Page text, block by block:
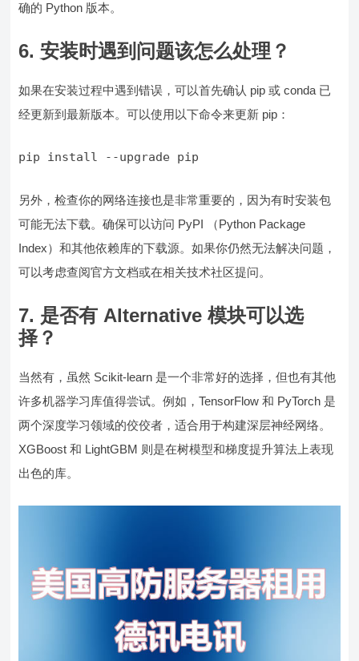
确的 Python 版本。
6.安装时遇到问题该怎么处理？
如果在安装过程中遇到错误，可以首先确认 pip 或 conda 已
经更新到最新版本。可以使用以下命令来更新 pip：
pip install --upgrade pip
另外，检查你的网络连接也是非常重要的，因为有时安装包
可能无法下载。确保可以访问 PyPI （Python Package
Index）和其他依赖库的下载源。如果你仍然无法解决问题，
可以考虑查阅官方文档或在相关技术社区提问。
7. 是否有 Alternative 模块可以选
择？
当然有，虽然 Scikit-learn 是一个非常好的选择，但也有其他
许多机器学习库值得尝试。例如，TensorFlow 和 PyTorch 是
两个深度学习领域的佼佼者，适合用于构建深层神经网络。
XGBoost 和 LightGBM 则是在树模型和梯度提升算法上表现
出色的库。